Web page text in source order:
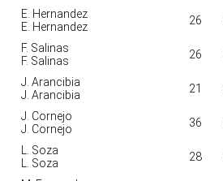
E. Hernandez
E. Hernandez
26
F. Salinas
F. Salinas
26
J. Arancibia
J. Arancibia
21
J. Cornejo
J. Cornejo
36
L. Soza
L. Soza
28